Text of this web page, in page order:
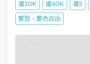
週3OK 週4OK 週5
髪型・髪色自由